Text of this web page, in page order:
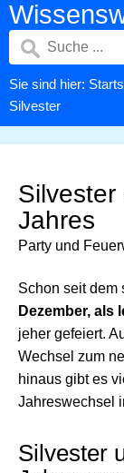
Sie sind hier:
Silvester
Silvester
Jahres
Party und
Schon seit dem
Dezember, als
jeher gefeiert.
Wechsel zum
hinaus gibt es
Jahreswechsel
Silvester